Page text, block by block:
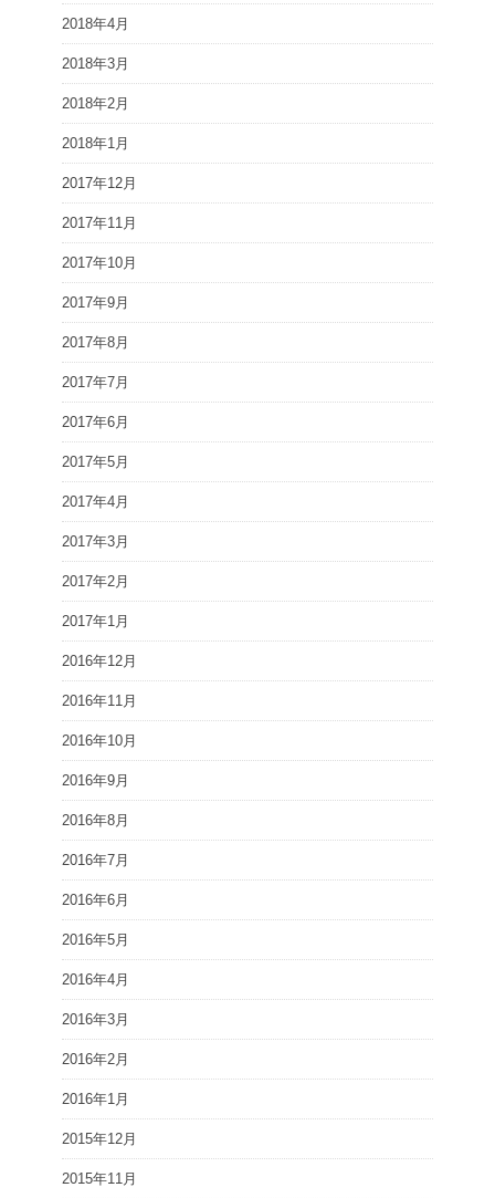
2018年4月
2018年3月
2018年2月
2018年1月
2017年12月
2017年11月
2017年10月
2017年9月
2017年8月
2017年7月
2017年6月
2017年5月
2017年4月
2017年3月
2017年2月
2017年1月
2016年12月
2016年11月
2016年10月
2016年9月
2016年8月
2016年7月
2016年6月
2016年5月
2016年4月
2016年3月
2016年2月
2016年1月
2015年12月
2015年11月